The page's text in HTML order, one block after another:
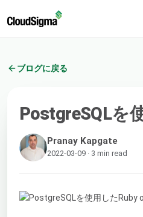
ブログに戻る
PostgreSQLを
Pranay Kapgate
2022-03-09 · 3 min read